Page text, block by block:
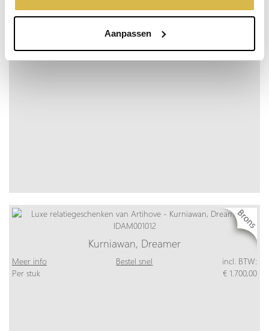
geplaatst. Bekijk onze cookieverklaring voor meer
Aanpassen
Meer info Bestel snel
incl. BTW:
Kurniawan, Dreamer
Meer info Bestel snel
incl. BTW:
Per stuk
€ 1.700,00